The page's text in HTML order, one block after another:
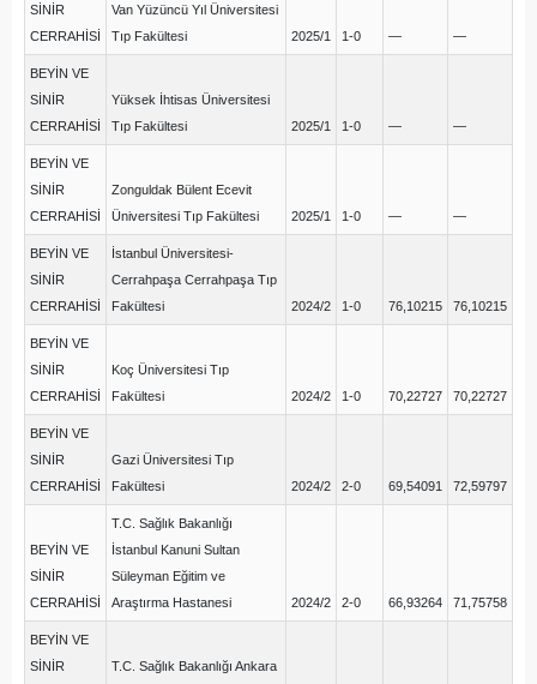
SİNİR
CERRAHİSİ
Van Yüzüncü Yıl Üniversitesi
Tıp Fakültesi
2025/1 1-0 — —
BEYİN VE
SİNİR
CERRAHİSİ
Yüksek İhtisas Üniversitesi
Tıp Fakültesi
2025/1 1-0 — —
BEYİN VE
SİNİR
CERRAHİSİ
Zonguldak Bülent Ecevit
Üniversitesi Tıp Fakültesi
2025/1 1-0 — —
BEYİN VE
SİNİR
CERRAHİSİ
İstanbul Üniversitesi-
Cerrahpaşa Cerrahpaşa Tıp
Fakültesi
2024/2 1-0 76,10215 76,10215
BEYİN VE
SİNİR
CERRAHİSİ
Koç Üniversitesi Tıp
Fakültesi
2024/2 1-0 70,22727 70,22727
BEYİN VE
SİNİR
CERRAHİSİ
Gazi Üniversitesi Tıp
Fakültesi
2024/2 2-0 69,54091 72,59797
BEYİN VE
SİNİR
CERRAHİSİ
T.C. Sağlık Bakanlığı
İstanbul Kanuni Sultan
Süleyman Eğitim ve
Araştırma Hastanesi
2024/2 2-0 66,93264 71,75758
BEYİN VE
SİNİR
T.C. Sağlık Bakanlığı Ankara